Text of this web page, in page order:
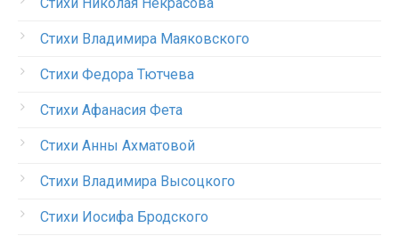
Стихи Владимира Маяковского
Стихи Федора Тютчева
Стихи Афанасия Фета
Стихи Анны Ахматовой
Стихи Владимира Высоцкого
Стихи Иосифа Бродского